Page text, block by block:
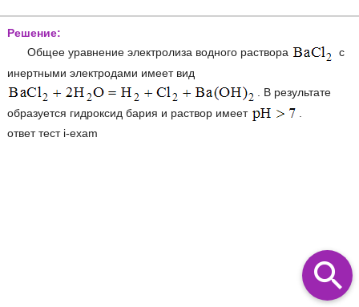
Решение:
Общее уравнение электролиза водного раствора
с
инертными электродами имеет вид
. В результате
образуется гидроксид бария и раствор имеет
ответ тест i-exam